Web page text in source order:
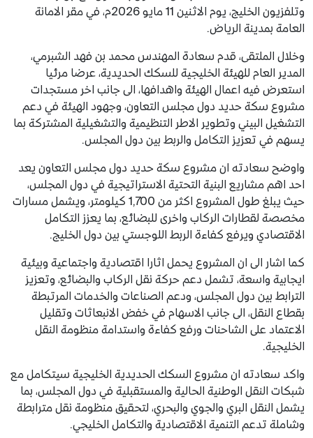
وتلفزيون الخليج، يوم الاثنين 11 مايو 2026م، في مقر الامانة
العامة بمدينة الرياض.
وخلال الملتقى، قدم سعادة المهندس محمد بن فهد الشبرمي،
المدير العام للهيئة الخليجية للسكك الحديدية، عرضا مرئيا
استعرض فيه اعمال الهيئة واهدافها، الى جانب اخر مستجدات
مشروع سكة حديد دول مجلس التعاون، وجهود الهيئة في دعم
التشغيل البيني وتطوير الاطر التنظيمية والتشغيلية المشتركة بما
يسهم في تعزيز التكامل والربط بين دول المجلس.
واوضح سعادته ان مشروع سكة حديد دول مجلس التعاون يعد
احد اهم مشاريع البنية التحتية الاستراتيجية في دول المجلس،
حيث يبلغ طول المشروع اكثر من 1,700 كيلومتر، ويشمل مسارات
مخصصة لقطارات الركاب واخرى للبضائع، بما يعزز التكامل
الاقتصادي ويرفع كفاءة الربط اللوجستي بين دول الخليج.
كما اشار الى ان المشروع يحمل اثارا اقتصادية واجتماعية وبيئية
ايجابية واسعة، تشمل دعم حركة نقل الركاب والبضائع، وتعزيز
الترابط بين دول المجلس، ودعم الصناعات والخدمات المرتبطة
بقطاع النقل، الى جانب الاسهام في خفض الانبعاثات وتقليل
الاعتماد على الشاحنات ورفع كفاءة واستدامة منظومة النقل
الخليجية.
واكد سعادته ان مشروع السكك الحديدية الخليجية سيتكامل مع
شبكات النقل الوطنية الحالية والمستقبلية في دول المجلس، بما
يشمل النقل البري والجوي والبحري، لتحقيق منظومة نقل مترابطة
وشاملة تدعم التنمية الاقتصادية والتكامل الخليجي.